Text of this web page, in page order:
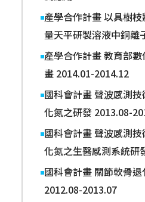
產學合作計畫 以具樹
量天平研製溶液中銅離
產學合作計畫 教育部
畫 2014.01-2014.12
國科會計畫 聲波感測
化氮之研發 2013.08-
國科會計畫 聲波感測
化氮之生醫感測系統研
國科會計畫 關節軟骨
2012.08-2013.07